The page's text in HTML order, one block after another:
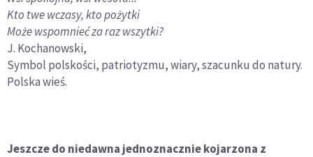
Kto twe wczasy, kto pożytki
Może wspomnieć za raz wszytki?
J. Kochanowski,
Symbol polskości, patriotyzmu, wiary, szacunku do natury.
Polska wieś.
Jeszcze do niedawna jednoznacznie kojarzona z